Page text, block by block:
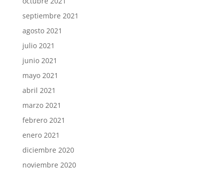
septiembre 2021
agosto 2021
julio 2021
junio 2021
mayo 2021
abril 2021
marzo 2021
febrero 2021
enero 2021
diciembre 2020
noviembre 2020